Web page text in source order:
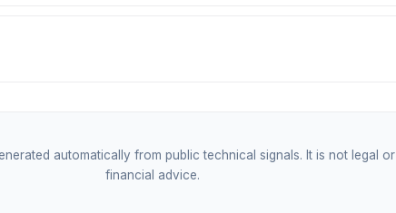
automatically from public technical signals. It is not legal or
financial advice.